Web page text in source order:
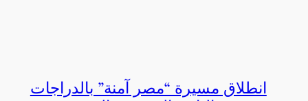
انطلاق مسيرة “مصر آمنة” بالدراجات